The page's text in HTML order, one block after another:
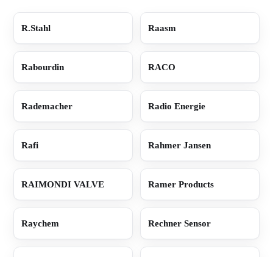
R.Stahl Raasm
Rabourdin RACO
Rademacher Radio Energie
Rafi Rahmer Jansen
RAIMONDI VALVE Ramer Products
Raychem Rechner Sensor